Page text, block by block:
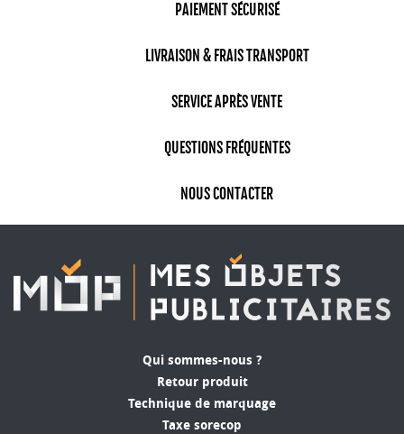
PAIEMENT SÉCURISÉ
LIVRAISON & FRAIS TRANSPORT
SERVICE APRÈS VENTE
QUESTIONS FRÉQUENTES
NOUS CONTACTER
Qui sommes-nous ?
Retour produit
Technique de marquage
Taxe sorecop